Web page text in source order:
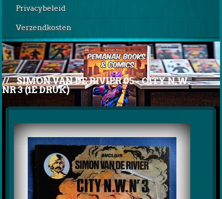
Privacybeleid
Verzendkosten
// SIMON VAN DE RIVIER 05 - CITY N.W.
NR 3 (1E DRUK)